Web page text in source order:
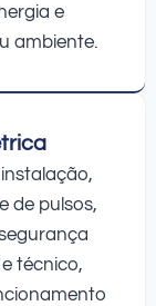
e
ambiente.
de pulsos,
técnico,